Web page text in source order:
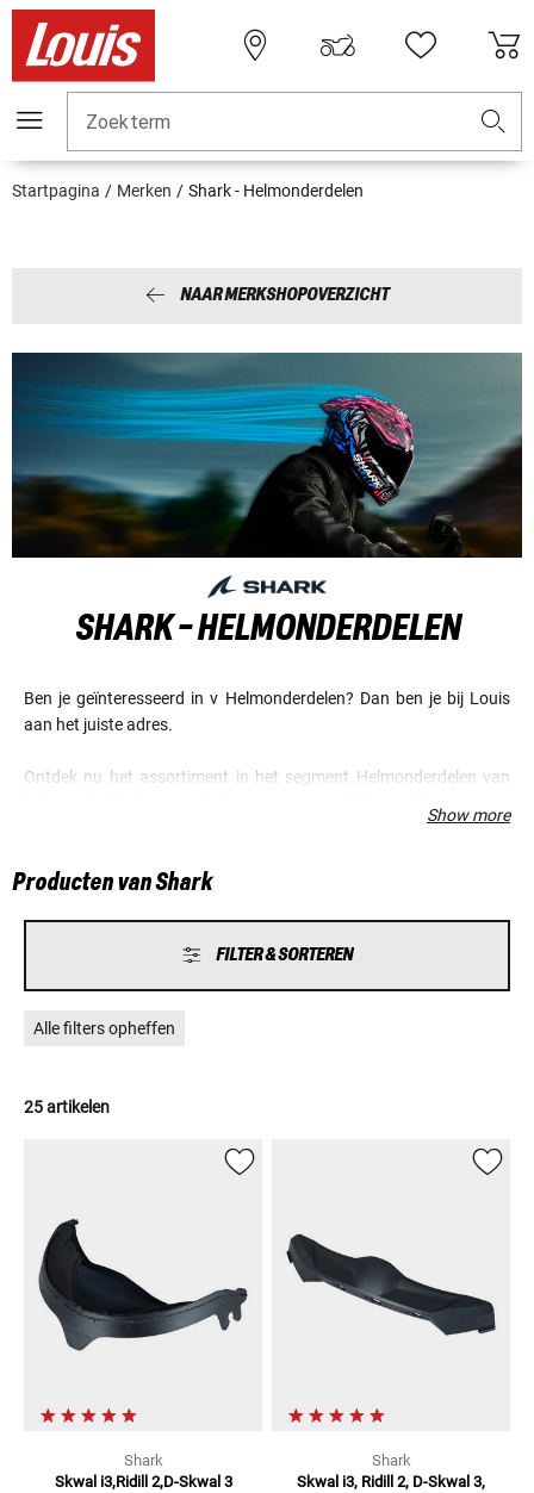
Zoekterm
Startpagina Merken Shark - Helmonderdelen
NAAR MERKSHOPOVERZICHT
SHARK - HELMONDERDELEN
Ben je geïnteresseerd in v Helmonderdelen? Dan ben je bij Louis
aan het juiste adres.
Ontdek nu het assortiment in het segment Helmonderdelen van
Show more
Producten van Shark
FILTER & SORTEREN
Alle filters opheffen
25 artikelen
Shark
Skwal i3,Ridill 2,D-Skwal 3
Shark
Skwal i3, Ridill 2, D-Skwal 3,